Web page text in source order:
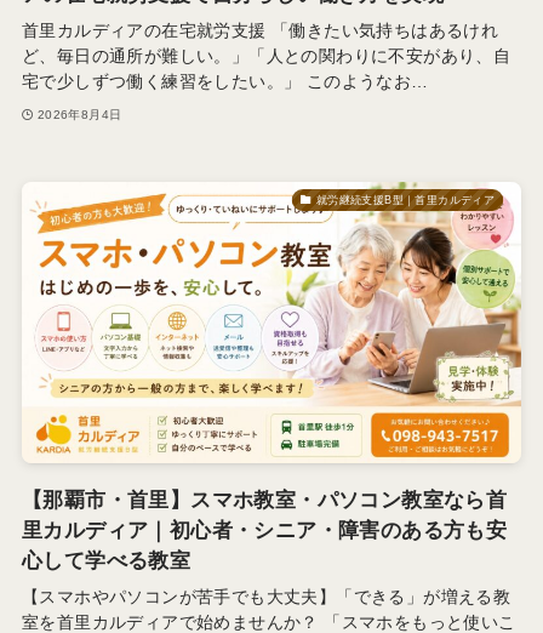
首里カルディアの在宅就労支援 「働きたい気持ちはあるけれ
ど、毎日の通所が難しい。」「人との関わりに不安があり、自
宅で少しずつ働く練習をしたい。」 このようなお…
2026年8月4日
就労継続支援B型｜首里カルディア
【那覇市・首里】スマホ教室・パソコン教室なら首
里カルディア｜初心者・シニア・障害のある方も安
心して学べる教室
【スマホやパソコンが苦手でも大丈夫】「できる」が増える教
室を首里カルディアで始めませんか？ 「スマホをもっと使いこ